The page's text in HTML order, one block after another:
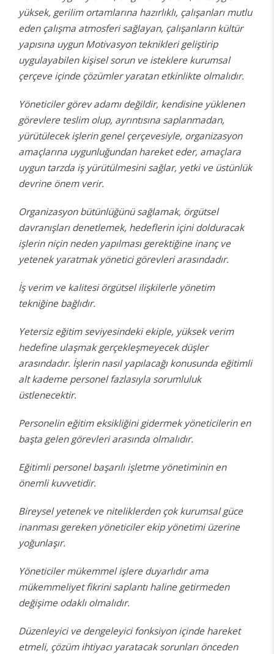
yüksek, gerilim ortamlarına hazırlıklı, çalışanları mutlu
eden çalışma atmosferi sağlayan, çalışanların kültür
yapısına uygun Motivasyon teknikleri geliştirip
uygulayabilen kişisel sorun ve isteklere kurumsal
çerçeve içinde çözümler yaratan etkinlikte olmalıdır.
Yöneticiler görev adamı değildir, kendisine yüklenen
görevlere teslim olup, ayrıntısına saplanmadan,
yürütülecek işlerin genel çerçevesiyle, organizasyon
amaçlarına uygunluğundan hareket eder, amaçlara
uygun tarzda iş yürütülmesini sağlar, yetki ve üstünlük
devrine önem verir.
Organizasyon bütünlüğünü sağlamak, örgütsel
davranışları denetlemek, hedeflerin içini dolduracak
işlerin niçin neden yapılması gerektiğine inanç ve
yetenek yaratmak yönetici görevleri arasındadır.
İş verim ve kalitesi örgütsel ilişkilerle yönetim
tekniğine bağlıdır.
Yetersiz eğitim seviyesindeki ekiple, yüksek verim
hedefine ulaşmak gerçekleşmeyecek düşler
arasındadır. İşlerin nasıl yapılacağı konusunda eğitimli
alt kademe personel fazlasıyla sorumluluk
üstlenecektir.
Personelin eğitim eksikliğini gidermek yöneticilerin en
başta gelen görevleri arasında olmalıdır.
Eğitimli personel başarılı işletme yönetiminin en
önemli kuvvetidir.
Bireysel yetenek ve niteliklerden çok kurumsal güce
inanması gereken yöneticiler ekip yönetimi üzerine
yoğunlaşır.
Yöneticiler mükemmel işlere duyarlıdır ama
mükemmeliyet fikrini saplantı haline getirmeden
değişime odaklı olmalıdır.
Düzenleyici ve dengeleyici fonksiyon içinde hareket
etmeli, çözüm ihtiyacı yaratacak sorunları önceden